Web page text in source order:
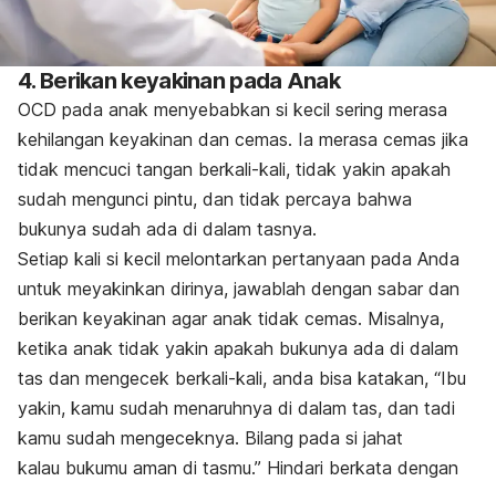
4. Berikan keyakinan pada Anak
OCD pada anak menyebabkan si kecil sering merasa
kehilangan keyakinan dan cemas. Ia merasa cemas jika
tidak mencuci tangan berkali-kali, tidak yakin apakah
sudah mengunci pintu, dan tidak percaya bahwa
bukunya sudah ada di dalam tasnya.
Setiap kali si kecil melontarkan pertanyaan pada Anda
untuk meyakinkan dirinya, jawablah dengan sabar dan
berikan keyakinan agar anak tidak cemas. Misalnya,
ketika anak tidak yakin apakah bukunya ada di dalam
tas dan mengecek berkali-kali, anda bisa katakan, “Ibu
yakin, kamu sudah menaruhnya di dalam tas, dan tadi
kamu sudah mengeceknya. Bilang pada si jahat
kalau bukumu aman di tasmu.” Hindari berkata dengan